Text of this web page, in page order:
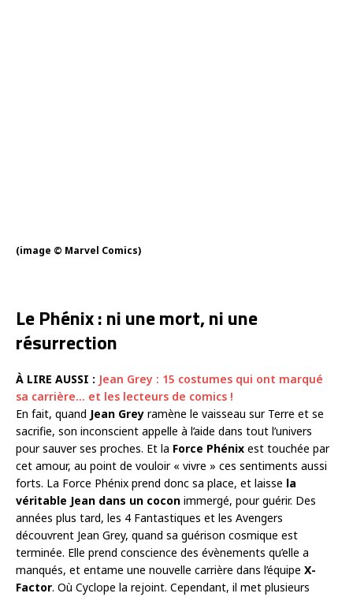
(image © Marvel Comics)
Le Phénix : ni une mort, ni une
résurrection
À LIRE AUSSI : Jean Grey : 15 costumes qui ont marqué
sa carrière… et les lecteurs de comics !
En fait, quand Jean Grey ramène le vaisseau sur Terre et se
sacrifie, son inconscient appelle à l’aide dans tout l’univers
pour sauver ses proches. Et la Force Phénix est touchée par
cet amour, au point de vouloir « vivre » ces sentiments aussi
forts. La Force Phénix prend donc sa place, et laisse la
véritable Jean dans un cocon immergé, pour guérir. Des
années plus tard, les 4 Fantastiques et les Avengers
découvrent Jean Grey, quand sa guérison cosmique est
terminée. Elle prend conscience des évènements qu’elle a
manqués, et entame une nouvelle carrière dans l’équipe X-
Factor. Où Cyclope la rejoint. Cependant, il met plusieurs